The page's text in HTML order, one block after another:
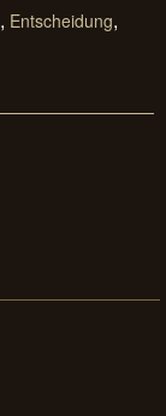
, Entscheidung,